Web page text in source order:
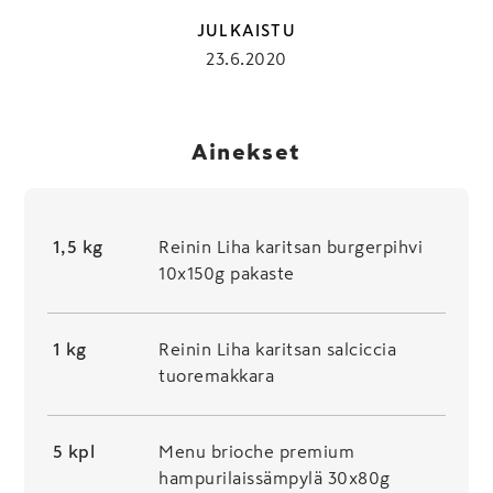
JULKAISTU
23.6.2020
Ainekset
1,5 kg
Reinin Liha karitsan burgerpihvi
10x150g pakaste
1 kg
Reinin Liha karitsan salciccia
tuoremakkara
5 kpl
Menu brioche premium
hampurilaissämpylä 30x80g